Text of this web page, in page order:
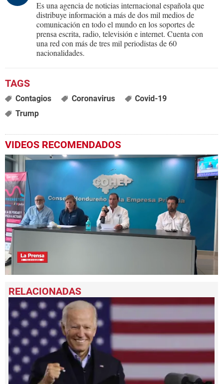
Es una agencia de noticias internacional española que
distribuye información a más de dos mil medios de
comunicación en todo el mundo en los soportes de
prensa escrita, radio, televisión e internet. Cuenta con
una red con más de tres mil periodistas de 60
nacionalidades.
Contagios Coronavirus
Covid-19
Trump
VIDEOS RECOMENDADOS
seconds
of
9
minutes,
seconds